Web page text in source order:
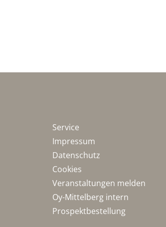
Service
Impressum
Datenschutz
Cookies
Veranstaltungen melden
Oy-Mittelberg intern
Prospektbestellung